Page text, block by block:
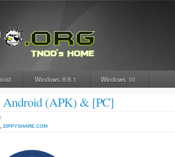
Windows 8/8.1 Windows 10
Android (APK) & [PC]
ZIPPYSHARE.COM